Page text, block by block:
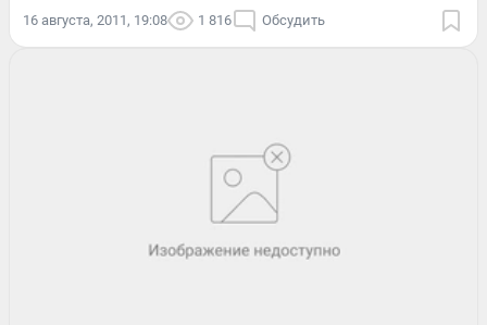
16 августа, 2011, 19:08 1 816 Обсудить